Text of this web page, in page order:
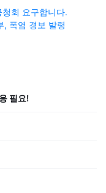
회 요구합니다.
, 폭염 경보 발령
필요!